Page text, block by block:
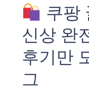
쿠팡
신상 완
후기만
그